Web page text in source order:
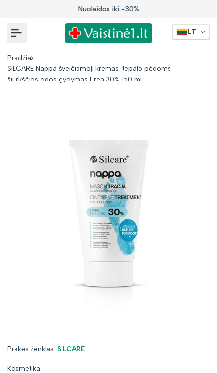
Nuolaidos iki -30%
Pradžia
SILCARE Nappa šveičiamoji kremas-tepalo pėdoms -
šiurkščios odos gydymas Urea 30% 150 ml
Prekės ženklas: Prekės
SILCARE
Kosmetika
LT